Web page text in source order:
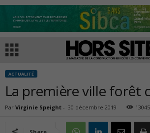
ACTUALITÉ
La première ville forêt
Par Virginie Speight - 30 décembre 2019 13045